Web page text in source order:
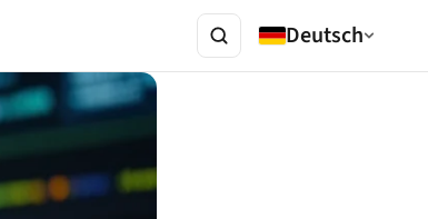
Deutsch